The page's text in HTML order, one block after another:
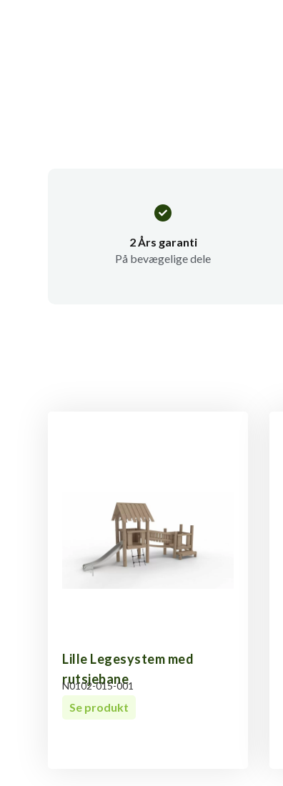
2 Års garanti
På bevægelige dele
Lille Legesystem med
rutsjebane
N0102-015-001
Se produkt